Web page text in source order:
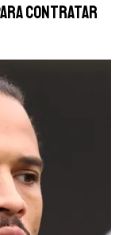
contratar